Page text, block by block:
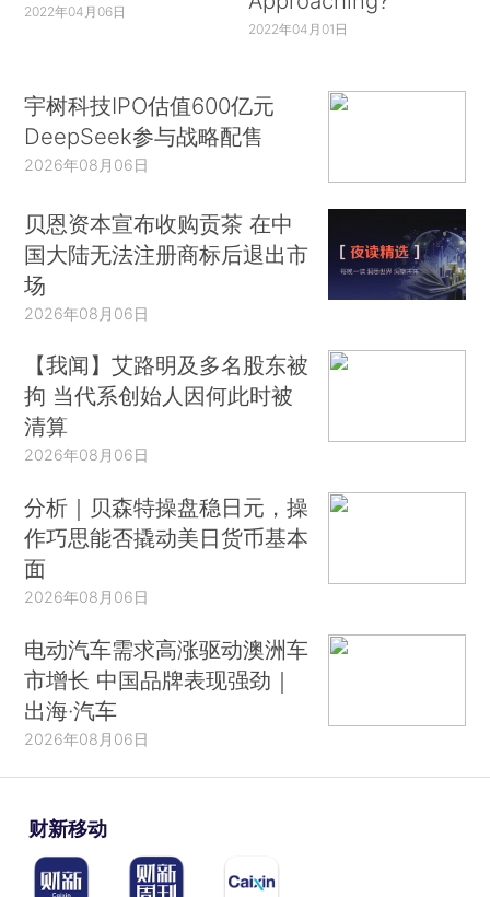
2022年04月06日
2022年04月01日
宇树科技IPO估值600亿元
DeepSeek参与战略配售
2026年08月06日
贝恩资本宣布收购贡茶 在中
国大陆无法注册商标后退出市
场
2026年08月06日
【我闻】艾路明及多名股东被
拘 当代系创始人因何此时被
清算
2026年08月06日
分析｜贝森特操盘稳日元，操
作巧思能否撬动美日货币基本
面
2026年08月06日
电动汽车需求高涨驱动澳洲车
市增长 中国品牌表现强劲｜
出海·汽车
2026年08月06日
财新移动